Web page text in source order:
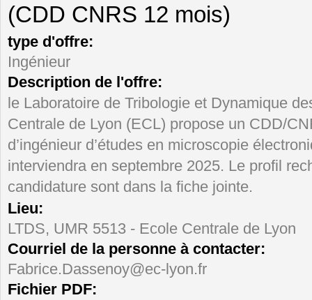
(CDD CNRS 12 mois)
type d'offre:
Ingénieur
Description de l'offre:
le Laboratoire de Tribologie et Dynamique
Centrale de Lyon (ECL) propose un CDD/
d’ingénieur d’études en microscopie
interviendra en septembre 2025. Le profil
candidature sont dans la fiche jointe.
Lieu:
LTDS, UMR 5513 - Ecole Centrale de Lyon
Courriel de la personne à contacter:
Fabrice.Dassenoy@ec-lyon.fr
Fichier PDF: